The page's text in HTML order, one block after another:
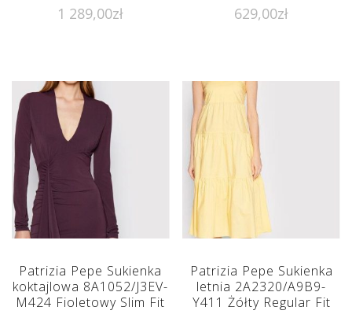
1 289,00zł 629,00zł
Patrizia Pepe Sukienka
koktajlowa 8A1052/J3EV-
M424 Fioletowy Slim Fit
Patrizia Pepe Sukienka
letnia 2A2320/A9B9-
Y411 Żółty Regular Fit